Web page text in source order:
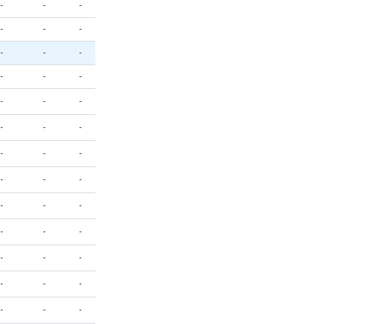
- - -
- - -
- - -
- - -
- - -
- - -
- - -
- - -
- - -
- - -
- - -
- - -
- - -